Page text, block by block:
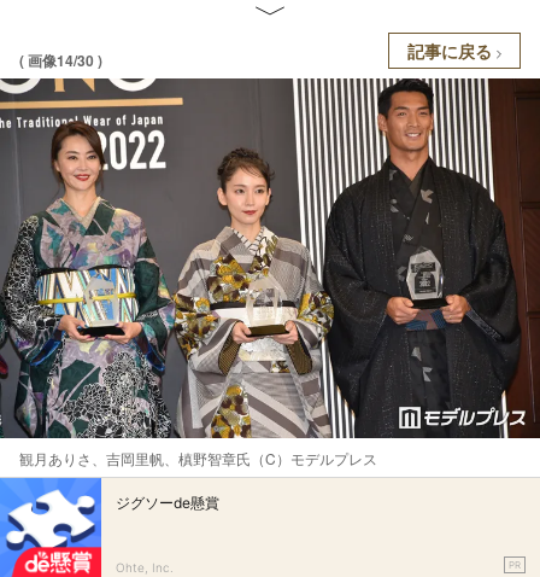
( 画像14/30 ) 記事に戻る
観月ありさ、吉岡里帆、槙野智章氏（C）モデルプレス
ジグソーde懸賞
Ohte, Inc. PR